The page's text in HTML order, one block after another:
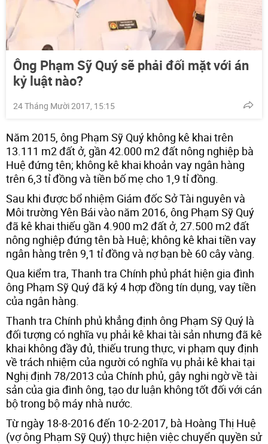
Ông Phạm Sỹ Quý sẽ phải đối mặt với án
kỷ luật nào?
24 Tháng Mười 2017, 15:15
Năm 2015, ông Phạm Sỹ Quý không kê khai trên
13.111 m2 đất ở, gần 42.000 m2 đất nông nghiệp bà
Huệ đứng tên; không kê khai khoản vay ngân hàng
trên 6,3 tỉ đồng và tiền bố mẹ cho 1,9 tỉ đồng.
Sau khi được bổ nhiệm Giám đốc Sở Tài nguyên và
Môi trường Yên Bái vào năm 2016, ông Phạm Sỹ Quý
đã kê khai thiếu gần 4.900 m2 đất ở, 27.500 m2 đất
nông nghiệp đứng tên bà Huệ; không kê khai tiền vay
ngân hàng trên 9,1 tỉ đồng và nợ bạn bè 60 cây vàng.
Qua kiểm tra, Thanh tra Chính phủ phát hiện gia đình
ông Phạm Sỹ Quý đã ký 4 hợp đồng tín dụng, vay tiền
của ngân hàng.
Thanh tra Chính phủ khẳng định ông Phạm Sỹ Quý là
đối tượng có nghĩa vụ phải kê khai tài sản nhưng đã kê
khai không đầy đủ, thiếu trung thực, vi phạm quy định
về trách nhiệm của người có nghĩa vụ phải kê khai tại
Nghị định 78/2013 của Chính phủ, gây nghi ngờ về tài
sản của gia đình ông, tạo dư luận không tốt đối với cán
bộ trong bộ máy nhà nước.
Từ ngày 18-8-2016 đến 10-2-2017, bà Hoàng Thị Huệ
(vợ ông Phạm Sỹ Quý) thực hiện việc chuyển quyền sử